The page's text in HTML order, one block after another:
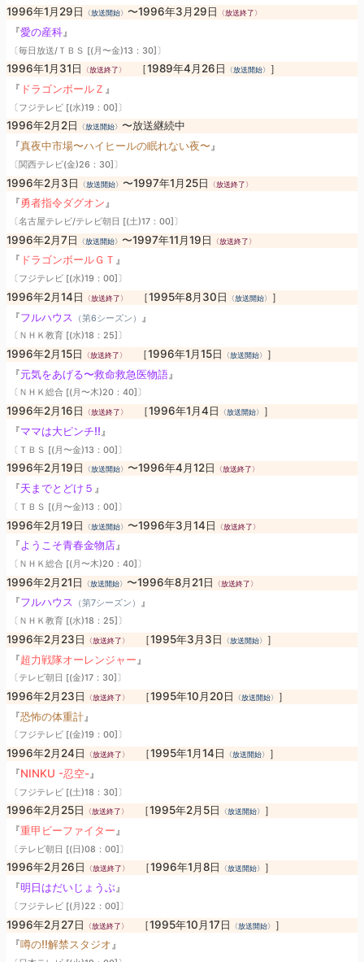
1996年1月29日 〈放送開始〉 〜1996年3月29日 〈放送終了〉
『愛の産科』
〔毎日放送/ＴＢＳ [(月〜金)13：30]〕
1996年1月31日 〈放送終了〉 ［1989年4月26日 〈放送開始〉
］
『 ドラゴンボールＺ 』
〔フジテレビ [(水)19：00]〕
1996年2月2日 〈放送開始〉 〜放送継続中
『真夜中市場〜ハイヒールの眠れない夜〜 』
〔関西テレビ(金)26：30]〕
1996年2月3日 〈放送開始〉 〜1997年1月25日 〈放送終了〉
『勇者指令ダグオン』
〔名古屋テレビ/テレビ朝日 [(土)17：00]〕
1996年2月7日 〈放送開始〉 〜1997年11月19日 〈放送終了〉
『 ドラゴンボールＧＴ 』
〔フジテレビ [(水)19：00]〕
1996年2月14日 〈放送終了〉 ［1995年8月30日 〈放送開始〉
］
『フルハウス （第6シーズン） 』
〔ＮＨＫ教育 [(水)18：25]〕
1996年2月15日 〈放送終了〉 ［1996年1月15日 〈放送開始〉
］
『元気をあげる〜救命救急医物語』
〔ＮＨＫ総合 [(月〜木)20：40]〕
1996年2月16日 〈放送終了〉 ［1996年1月4日 〈放送開始〉
］
『ママは大ピンチ!! 』
〔ＴＢＳ [(月〜金)13：00]〕
1996年2月19日 〈放送開始〉 〜1996年4月12日 〈放送終了〉
『天までとどけ５ 』
〔ＴＢＳ [(月〜金)13：00]〕
1996年2月19日 〈放送開始〉 〜1996年3月14日 〈放送終了〉
『ようこそ青春金物店』
〔ＮＨＫ総合 [(月〜木)20：40]〕
1996年2月21日 〈放送開始〉 〜1996年8月21日 〈放送終了〉
『フルハウス （第7シーズン） 』
〔ＮＨＫ教育 [(水)18：25]〕
1996年2月23日 〈放送終了〉 ［1995年3月3日 〈放送開始〉
］
『超力戦隊オーレンジャー 』
〔テレビ朝日 [(金)17：30]〕
1996年2月23日 〈放送終了〉 ［1995年10月20日 〈放送開始〉
］
『恐怖の体重計』
〔フジテレビ [(金)19：00]〕
1996年2月24日 〈放送終了〉 ［1995年1月14日 〈放送開始〉
］
『NINKU -忍空-』
〔フジテレビ [(土)18：30]〕
1996年2月25日 〈放送終了〉 ［1995年2月5日 〈放送開始〉
］
『重甲ビーファイター 』
〔テレビ朝日 [(日)08：00]〕
1996年2月26日 〈放送終了〉 ［1996年1月8日 〈放送開始〉
］
『明日はだいじょうぶ』
〔フジテレビ [(月)22：00]〕
1996年2月27日 〈放送終了〉 ［1995年10月17日 〈放送開始〉
］
『噂の!!解禁スタジオ』